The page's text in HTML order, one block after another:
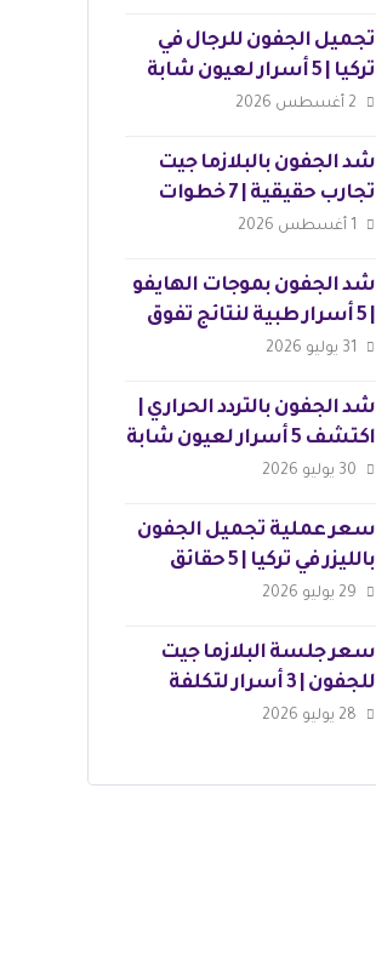
تجميل الجفون للرجال في
تركيا | 5 أسرار لعيون شابة
وجذابة
2 أغسطس 2026
شد الجفون بالبلازما جيت
تجارب حقيقية | 7 خطوات
للجمال
1 أغسطس 2026
شد الجفون بموجات الهايفو
| 5 أسرار طبية لنتائج تفوق
التوقعات
31 يوليو 2026
شد الجفون بالتردد الحراري |
اكتشف 5 أسرار لعيون شابة
30 يوليو 2026
سعر عملية تجميل الجفون
بالليزر في تركيا | 5 حقائق
مذهلة
29 يوليو 2026
سعر جلسة البلازما جيت
للجفون | 3 أسرار لتكلفة
العملية
28 يوليو 2026